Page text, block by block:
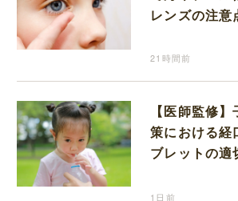
レンズの注意
21時間前
【医師監修
策における経
ブレットの適
1日前